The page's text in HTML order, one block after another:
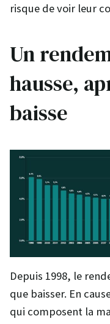
risque de voir leur
Un
hausse,
baisse
Depuis 1998, le
que baisser. En
qui composent la